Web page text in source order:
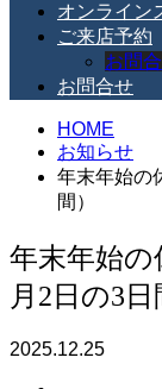
オンライン
ご来店予約
お問
お問合せ
HOME
お知らせ
年末年始の
間）
年末年始の
月2日の3日
2025.12.25